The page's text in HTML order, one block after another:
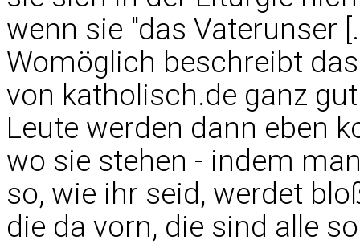
wenn sie "das Vaterunser
Womöglich beschreibt
von katholisch.de ganz
Leute werden dann eben
wo sie stehen - indem
so, wie ihr seid, werdet
die da vorn, die sind alle